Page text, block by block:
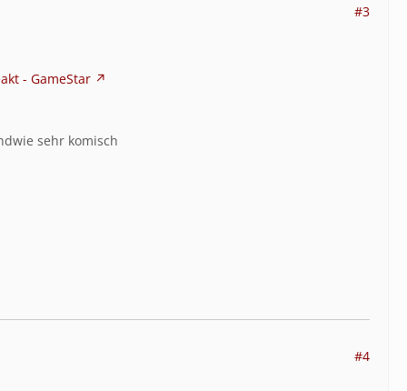
#3
- GameStar
sehr komisch
#4